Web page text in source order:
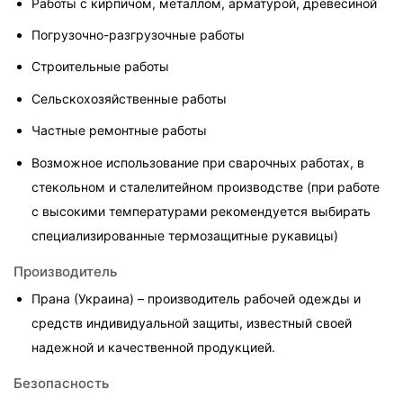
Погрузочно-разгрузочные работы
Строительные работы
Сельскохозяйственные работы
Частные ремонтные работы
Возможное использование при сварочных работах, в
стекольном и сталелитейном производстве (при работе
с высокими температурами рекомендуется выбирать
специализированные термозащитные рукавицы)
Производитель
Прана (Украина) – производитель рабочей одежды и
средств индивидуальной защиты, известный своей
надежной и качественной продукцией.
Безопасность